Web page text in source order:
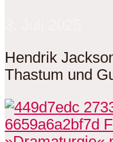
Hendrik
Thastum und